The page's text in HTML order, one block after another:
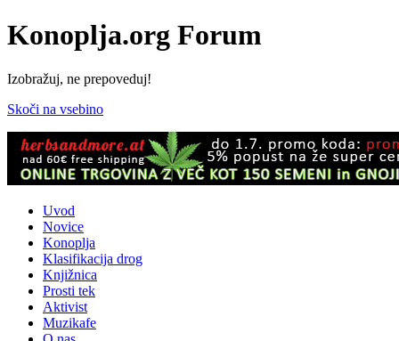
Konoplja.org Forum
Izobražuj, ne prepoveduj!
Skoči na vsebino
Uvod
Novice
Konoplja
Klasifikacija drog
Knjižnica
Prosti tek
Aktivist
Muzikafe